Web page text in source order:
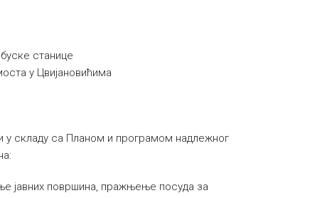
станице
у Цвијановићима
у складу са Планом и програмом надлежног
јавних површина, пражњење посуда за